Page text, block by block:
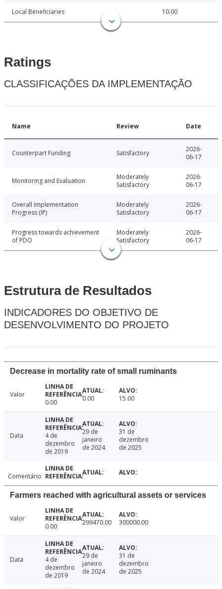
Local Beneficiaries 10.00
Ratings
CLASSIFICAÇÕES DA IMPLEMENTAÇÃO
Name Review Date
Counterpart Funding Satisfactory
2026-
06-17
Monitoring and Evaluation
Moderately
Satisfactory
2026-
06-17
Overall Implementation
Progress (IP)
Moderately
Satisfactory
2026-
06-17
Progress towards achievement
of PDO
Moderately
Satisfactory
2026-
06-17
Estrutura de Resultados
INDICADORES DO OBJETIVO DE
DESENVOLVIMENTO DO PROJETO
Decrease in mortality rate of small ruminants
Valor
0.00
0.00 15.00
Data
4 de
dezembro
de 2019
29 de
janeiro
de 2024
31 de
dezembro
de 2025
Comentário
Farmers reached with agricultural assets or services
Valor
0.00
299470.00 300000.00
Data
4 de
dezembro
de 2019
29 de
janeiro
de 2024
31 de
dezembro
de 2025